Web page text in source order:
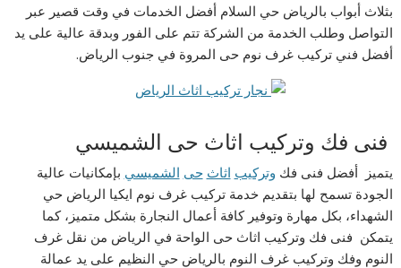
بثلاث أبواب بالرياض حي السلام أفضل الخدمات في وقت قصير عبر
التواصل وطلب الخدمة من الشركة تتم على الفور وبدقة عالية على يد
أفضل فني تركيب غرف نوم حى المروة في جنوب الرياض.
فنى فك وتركيب اثاث حى الشميسي
يتميز أفضل فنى فك وتركيب اثاث حى الشميسي بإمكانيات عالية
الجودة تسمح لها بتقديم خدمة تركيب غرف نوم ايكيا الرياض حي
الشهداء، بكل مهارة وتوفير كافة أعمال النجارة بشكل متميز، كما
يتمكن فنى فك وتركيب اثاث حى الواحة في الرياض من نقل غرف
النوم وفك وتركيب غرف النوم بالرياض حي النظيم على يد عمالة